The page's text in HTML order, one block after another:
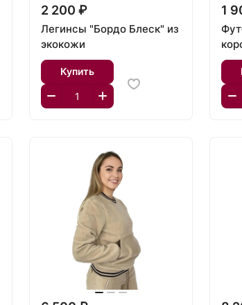
2 200 ₽
Легинсы "Бордо Блеск" из
экокожи
Купить
1